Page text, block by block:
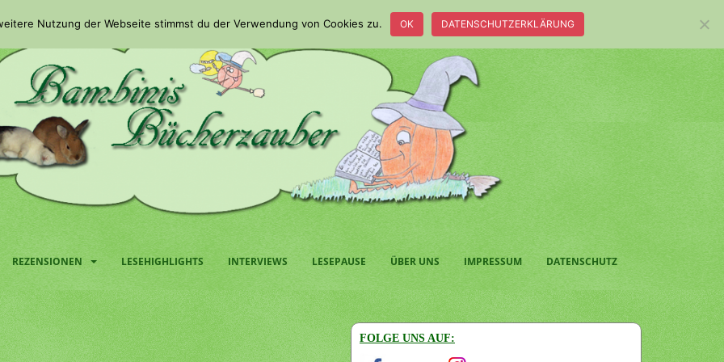
REZENSIONEN LESEHIGHLIGHTS INTERVIEWS LESEPAUSE ÜBER UNS IMPRESSUM DATENSCHUTZ
FOLGE UNS AUF:
Nutzung der Webseite stimmst du der Verwendung von Cookies zu. OK DATENSCHUTZERKLÄRUNG